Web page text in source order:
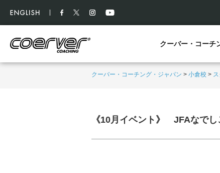
クーバー・コーチ
クーバー・コーチング・ジャパン > 小倉校 >
《10月イベント》 JFAなで